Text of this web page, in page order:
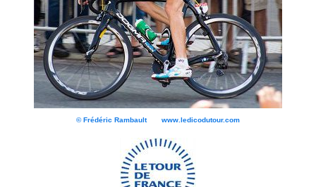
© Frédéric Rambault www.ledicodutour.com